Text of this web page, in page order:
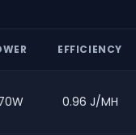
EFFICIENCY
0.96 J/MH